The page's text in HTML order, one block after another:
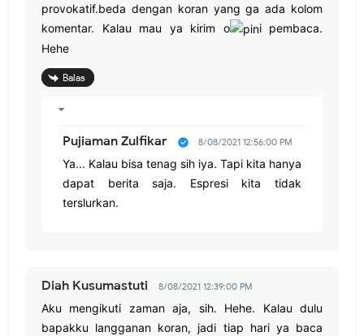
provokatif.beda dengan koran yang ga ada kolom
komentar. Kalau mau ya kirim o
i pembaca.
Hehe
Balas
Pujiaman Zulfikar 8/08/2021 12:56:00 PM
Ya... Kalau bisa tenag sih iya. Tapi kita hanya
dapat berita saja. Espresi kita tidak
terslurkan.
Diah Kusumastuti 8/08/2021 12:39:00 PM
Aku mengikuti zaman aja, sih. Hehe. Kalau dulu
bapakku langganan koran, jadi tiap hari ya baca